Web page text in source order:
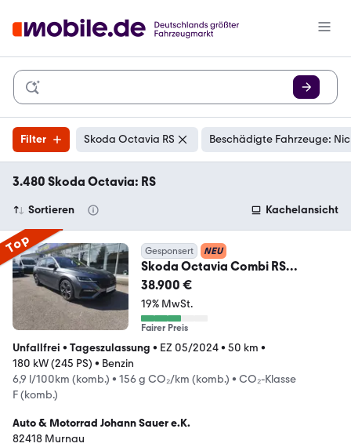
Filter Skoda Octavia RS Beschädigte Fahrzeuge:
3.480 Skoda Octavia: RS
Sortieren Kachelansicht
Top Gesponsert NEU
Skoda Octavia Combi RS
Pano/DSG/EL.HK/AHK
38.900 €
19% MwSt.
Fairer Preis
Unfallfrei • Tageszulassung • EZ 05/2024• 50 km •
180 kW (245 PS) • Benzin
6,9 l/100km (komb.) • 156 g CO₂/km (komb.) • CO₂-Klasse
F (komb.)
Auto & Motorrad Johann Sauer e.K.
82418 Murnau